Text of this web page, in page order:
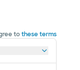
tothese terms